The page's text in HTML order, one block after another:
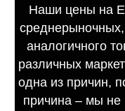
Наши цены на
аналогичного
различных
одна из причин,
причина – мы не